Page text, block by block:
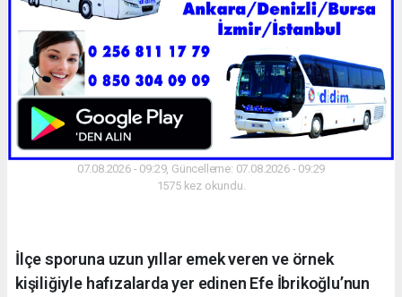
07.08.2026 - 09:29, Güncelleme: 07.08.2026 - 09:29
1575 kez okundu.
İlçe sporuna uzun yıllar emek veren ve örnek
kişiliğiyle hafızalarda yer edinen Efe İbrikoğlu’nun